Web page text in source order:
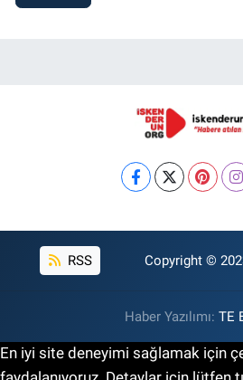
RSS Copyright ©
Haber Yazılımı: TE
En iyi site deneyimi sağlamak için